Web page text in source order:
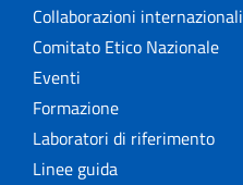
Collaborazioni internazionali
Comitato Etico Nazionale
Eventi
Formazione
Laboratori di riferimento
Linee guida